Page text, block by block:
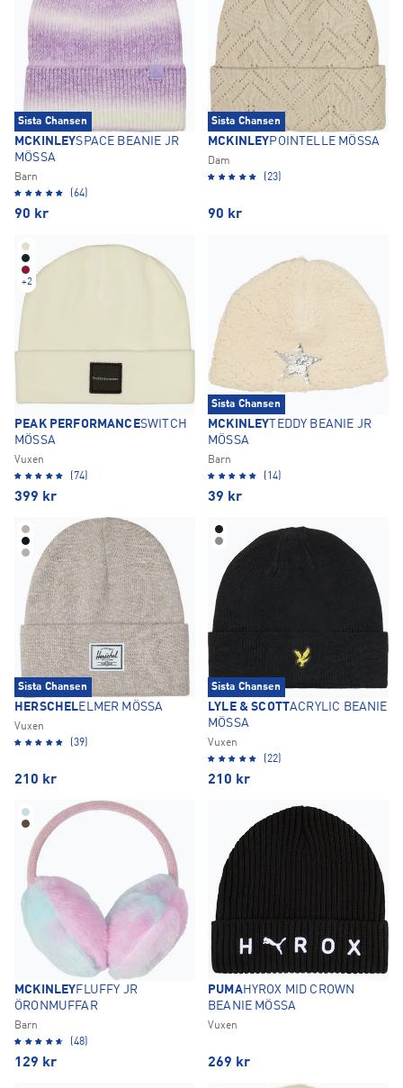
Sista Chansen
MCKINLEYSPACE BEANIE JR
MÖSSA
Barn
(64)
90 kr
Sista Chansen
MCKINLEYPOINTELLE MÖSSA
Dam
(23)
90 kr
+2
PEAK PERFORMANCESWITCH
MÖSSA
Vuxen
(74)
399 kr
Sista Chansen
MCKINLEY TEDDY BEANIE JR
MÖSSA
Barn
(14)
39 kr
Sista Chansen
HERSCHELELMER MÖSSA
Vuxen
(39)
210 kr
Sista Chansen
LYLE & SCOTTACRYLIC BEANIE
MÖSSA
Vuxen
(22)
210 kr
MCKINLEYFLUFFY JR
ÖRONMUFFAR
Barn
(48)
129 kr
PUMAHYROX MID CROWN
BEANIE MÖSSA
Vuxen
269 kr